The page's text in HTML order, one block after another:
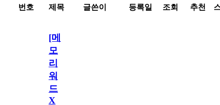
번호 제목 글쓴이 등록일 조회 추천
[메
모
리
워
드
X